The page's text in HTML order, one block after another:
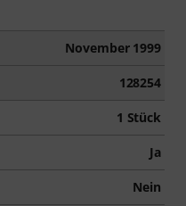
November 1999
128254
1 Stück
Ja
Nein